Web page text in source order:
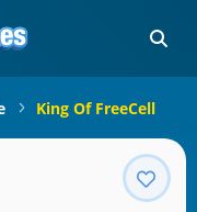
King Of FreeCell